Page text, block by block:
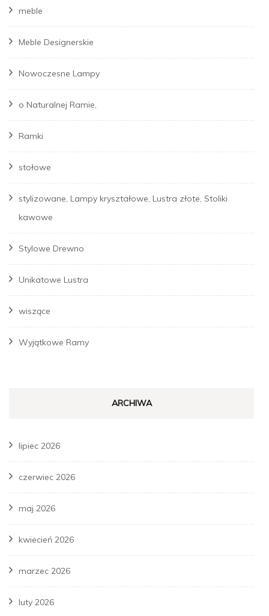
meble
Meble Designerskie
Nowoczesne Lampy
o Naturalnej Ramie,
Ramki
stołowe
stylizowane, Lampy kryształowe, Lustra złote, Stoliki
kawowe
Stylowe Drewno
Unikatowe Lustra
wiszące
Wyjątkowe Ramy
ARCHIWA
lipiec 2026
czerwiec 2026
maj 2026
kwiecień 2026
marzec 2026
luty 2026